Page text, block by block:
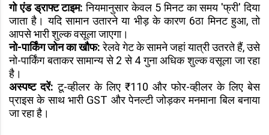
गो एंड ड्राफ्ट टाइम: नियमानुसार केवल 5 मिनट का समय 'फ्री' दिया
जाता है। यदि सामान उतारने या भीड़ के कारण 6ठा मिनट हुआ, तो
आपसे भारी शुल्क वसूला जाएगा।
नो-पार्किंग जोन का खौफ:रेलवे गेट के सामने जहां यात्री उतरते हैं, उसे
नो-पार्किंग बताकर सामान्य से 2 से 4 गुना अधिक शुल्क वसूला जा रहा
है।
अस्पष्ट दरें:टू-व्हीलर के लिए ₹110 और फोर-व्हीलर के लिए बेस
प्राइस के साथ भारी GST और पेनल्टी जोड़कर मनमाना बिल बनाया
जा रहा है।